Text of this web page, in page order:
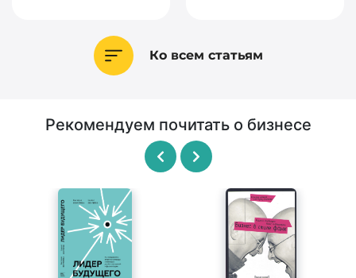
Ко всем статьям
Рекомендуем почитать о бизнесе